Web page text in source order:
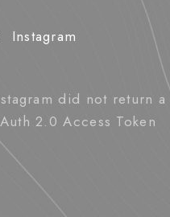
Instagram
did not return
2.0 Access Token